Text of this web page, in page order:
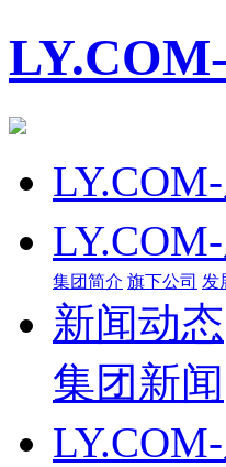
集团简介 旗下公司 发
新闻动态
集团新闻